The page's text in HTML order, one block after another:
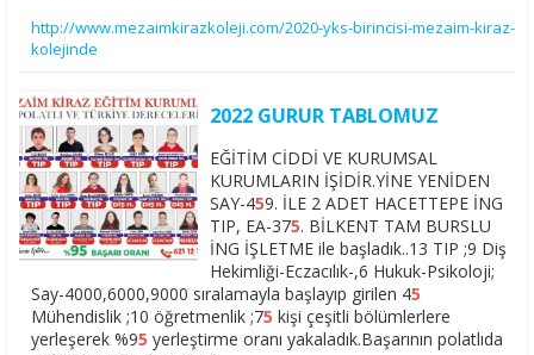
http://www.mezaimkirazkoleji.com/2020-yks-birincisi-mezaim-kiraz-
kolejinde
2022 GURUR TABLOMUZ
EĞİTİM CİDDİ VE KURUMSAL
KURUMLARIN İŞİDİR.YİNE YENİDEN
SAY-459. İLE 2 ADET HACETTEPE İNG
TIP, EA-375. BİLKENT TAM BURSLU
İNG İŞLETME ile başladık..13 TIP ;9 Diş
Hekimliği-Eczacılık-,6 Hukuk-Psikoloji;
Say-4000,6000,9000 sıralamayla başlayıp girilen 45
Mühendislik ;10 öğretmenlik ;75 kişi çeşitli bölümlerlere
yerleşerek %95 yerleştirme oranı yakaladık.Başarının polatlıda